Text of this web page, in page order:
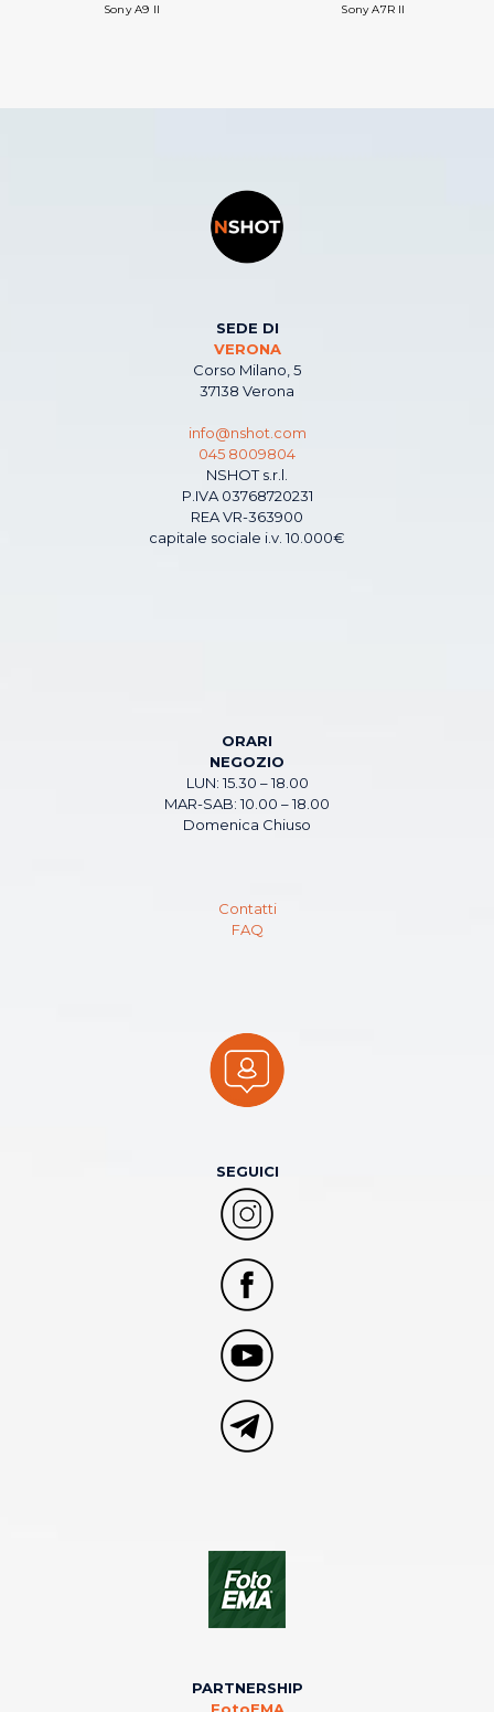
Sony A9 II Sony A7R II
SEDE DI
VERONA
Corso Milano, 5
37138 Verona
info@nshot.com
045 8009804
NSHOT s.r.l.
P.IVA 03768720231
REA VR-363900
capitale sociale i.v. 10.000€
ORARI
NEGOZIO
LUN: 15.30 – 18.00
MAR-SAB: 10.00 – 18.00
Domenica Chiuso
Contatti
FAQ
SEGUICI
PARTNERSHIP